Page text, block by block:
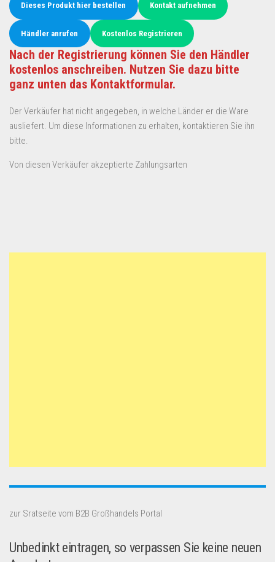
Dieses Produkt hier bestellen Kontakt aufnehmen
Händler anrufen Kostenlos Registrieren
Nach der Registrierung können Sie den Händler
kostenlos anschreiben. Nutzen Sie dazu bitte
ganz unten das Kontaktformular.
Der Verkäufer hat nicht angegeben, in welche Länder er die Ware
ausliefert. Um diese Informationen zu erhalten, kontaktieren Sie ihn
bitte.
Von diesen Verkäufer akzeptierte Zahlungsarten
zur Sratseite vom B2B Großhandels Portal
Unbedinkt eintragen, so verpassen Sie keine neuen